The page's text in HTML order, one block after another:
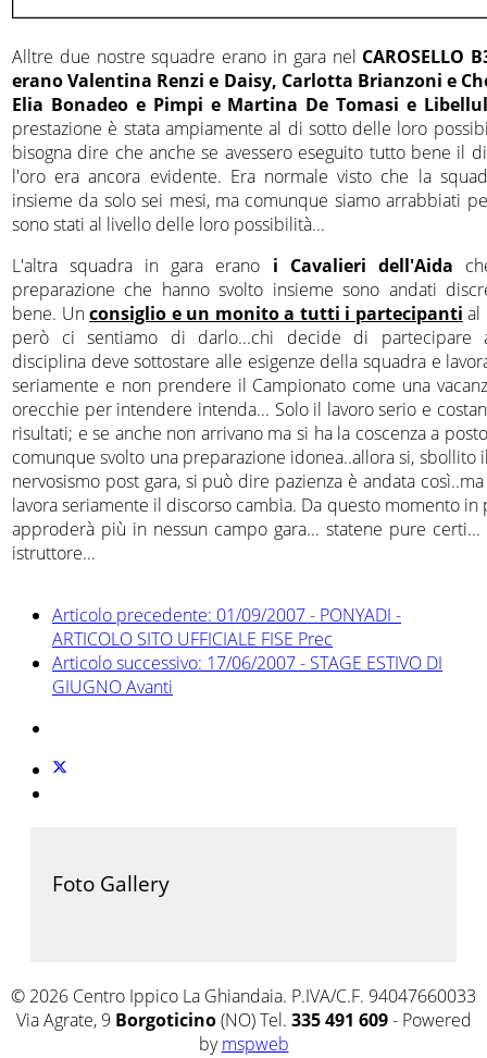
Alltre due nostre squadre erano in gara nel CAROSELLO
erano Valentina Renzi e Daisy, Carlotta Brianzoni e
Elia Bonadeo e Pimpi e Martina De Tomasi e
prestazione è stata ampiamente al di sotto delle loro
bisogna dire che anche se avessero eseguito tutto bene il
l'oro era ancora evidente. Era normale visto che la
insieme da solo sei mesi, ma comunque siamo arrabbiati
sono stati al livello delle loro possibilità...
L'altra squadra in gara erano i Cavalieri dell'Aida
preparazione che hanno svolto insieme sono andati
bene. Unconsiglio e un monito a tutti i partecipanti al
però ci sentiamo di darlo...chi decide di partecipare
disciplina deve sottostare alle esigenze della squadra e
seriamente e non prendere il Campionato come una
orecchie per intendere intenda... Solo il lavoro serio e
risultati; e se anche non arrivano ma si ha la coscenza a
comunque svolto una preparazione idonea..allora si, sbollito
nervosismo post gara, si può dire pazienza è andata
lavora seriamente il discorso cambia. Da questo momento in
approderà più in nessun campo gara... statene pure
istruttore...
Articolo precedente: 01/09/2007 - PONYADI -
ARTICOLO SITO UFFICIALE FISE Prec
Articolo successivo: 17/06/2007 - STAGE ESTIVO DI
GIUGNOAvanti
Foto Gallery
© 2026 Centro Ippico La Ghiandaia. P.IVA/C.F. 94047660033
Via Agrate, 9 Borgoticino(NO) Tel. 335 491 609- Powered
bymspweb